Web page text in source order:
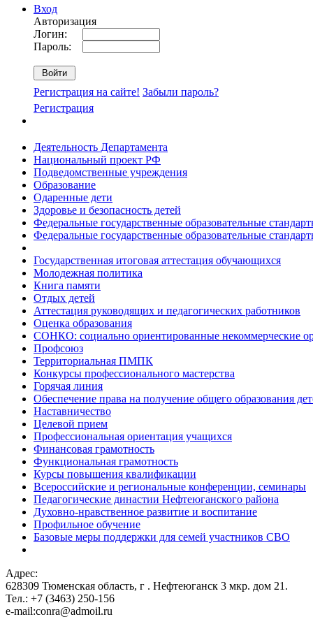
Вход
Авторизация
Логин:
Пароль:
Регистрация на сайте! Забыли пароль?
Регистрация
Деятельность Департамента
Национальный проект РФ
Подведомственные учреждения
Образование
Одаренные дети
Здоровье и безопасность детей
Федеральные государственные образовательные
Федеральные государственные образовательные
Государственная итоговая аттестация обучающихся
Молодежная политика
Книга памяти
Отдых детей
Аттестация руководящих и педагогических работников
Оценка образования
СОНКО: социально ориентированные некоммерческие
Профсоюз
Территориальная ПМПК
Конкурсы профессионального мастерства
Горячая линия
Обеспечение права на получение общего образования
Наставничество
Целевой прием
Профессиональная ориентация учащихся
Финансовая грамотность
Функциональная грамотность
Курсы повышения квалификации
Всероссийские и региональные конференции, семинары
Педагогические династии Нефтеюганского района
Духовно-нравственное развитие и воспитание
Профильное обучение
Базовые меры поддержки для семей участников СВО
Адрес:
628309 Тюменская область, г . Нефтеюганск 3 мкр. дом 21.
Тел.: +7 (3463) 250-156
e-mail:conra@admoil.ru